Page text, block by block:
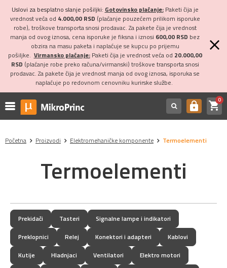
Uslovi za besplatno slanje pošiljki: Gotovinsko plaćanje:Paketi čija je
vrednost veća od 4.000,00 RSD (plaćanje pouzećem prilikom isporuke
robe), troškove transporta snosi prodavac. Za pakete čija je vrednost
manja od ovog iznosa, cena isporuke je fiksna i iznosi 600,00 RSD bez
obzira na masu paketa i naplaćuje se kupcu po prijemu
pošiljke. Virmansko plaćanje:Paketi čija je vrednost veća od 20.000,00
RSD (plaćanje robe preko računa/virmanski) troškove transporta snosi
prodavac. Za pakete čija je vrednost manja od ovog iznosa, isporuka se
naplaćuje po redovnom cenovniku kurirske službe.
https shopping_cart0
Početna Proizvodi Elektromehaničke komponente Termoelementi
Termoelementi
Prekidači Tasteri
Signalne lampe i indikatori
Preklopnici
Relej Konektori i adapteri
Kablovi
Kutije
Hladnjaci Ventilatori
Elektro motori